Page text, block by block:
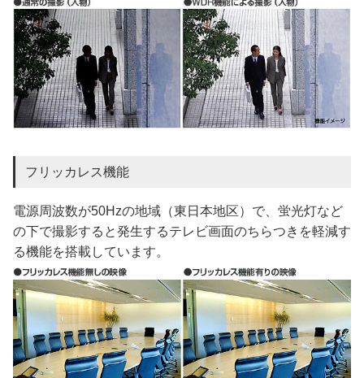
フリッカレス機能
電源周波数が50Hzの地域（東日本地区）で、蛍光灯など
の下で撮影すると発生するテレビ画面のちらつきを軽減す
る機能を搭載しています。